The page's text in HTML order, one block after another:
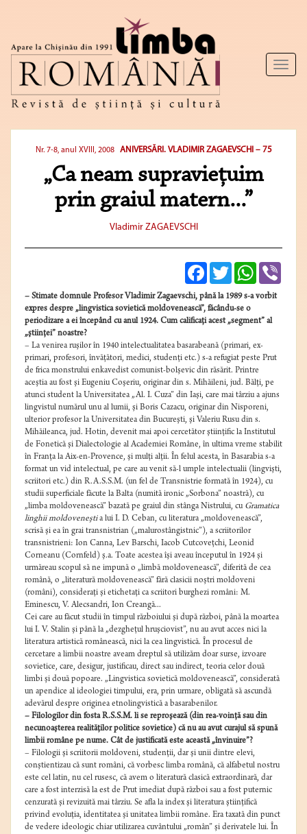
Toggle
Nr. 7-8, anul XVIII, 2008 ANIVERSĂRI. VLADIMIR ZAGAEVSCHI – 75
„Ca neam supravieţuim
prin graiul matern...”
Vladimir ZAGAEVSCHI
FacebookTwitterWhatsApp
– Stimate domnule Profesor Vladimir Zagaevschi, până la 1989 s-a vorbit
expres despre „lingvistica sovietică moldovenească”, făcându-se o
periodizare a ei începând cu anul 1924. Cum calificaţi acest „segment” al
„ştiinţei” noastre?
– La venirea ruşilor în 1940 intelectualitatea basarabeană (primari, ex-
primari, profesori, învăţători, medici, studenţi etc.) s-a refugiat peste Prut
de frica monstrului enkavedist comunist-bolşevic din răsărit. Printre
aceştia au fost şi Eugeniu Coşeriu, originar din s. Mihăileni, jud. Bălţi, pe
atunci student la Universitatea „Al. I. Cuza” din Iaşi, care mai târziu a ajuns
lingvistul numărul unu al lumii, şi Boris Cazacu, originar din Nisporeni,
ulterior profesor la Universitatea din Bucureşti, şi Valeriu Rusu din s.
Mihăileanca, jud. Hotin, devenit mai apoi cercetător ştiinţific la Institutul
de Fonetică şi Dialectologie al Academiei Române, în ultima vreme stabilit
în Franţa la Aix-en-Provence, şi mulţi alţii. În felul acesta, în Basarabia s-a
format un vid intelectual, pe care au venit să-l umple intelectualii (lingvişti,
scriitori etc.) din R.A.S.S.M. (un fel de Transnistrie formată în 1924), cu
studii superficiale făcute la Balta (numită ironic „Sorbona” noastră), cu
„limba moldovenească” bazată pe graiul din stânga Nistrului, cu Gramatica
linghii moldoveneştia lui I. D. Ceban, cu literatura „moldovenească”,
scrisă şi ea în grai transnistrian („malurostângistnic”), a scriitorilor
transnistrieni: Ion Canna, Lev Barschi, Iacob Cutcoveţchi, Leonid
Corneanu (Cornfeld) ş.a. Toate acestea îşi aveau începutul în 1924 şi
urmăreau scopul să ne impună o „limbă moldovenească”, diferită de cea
română, o „literatură moldovenească” fără clasicii noştri moldoveni
(români), consideraţi şi etichetaţi ca scriitori burghezi români: M.
Eminescu, V. Alecsandri, Ion Creangă...
Cei care au făcut studii în timpul războiului şi după război, până la moartea
lui I. V. Stalin şi până la „dezgheţul hruşciovist”, nu au avut acces nici la
literatura artistică românească, nici la cea lingvistică. În procesul de
cercetare a limbii noastre aveam dreptul să utilizăm doar surse, izvoare
sovietice, care, desigur, justificau, direct sau indirect, teoria celor două
limbi şi două popoare. „Lingvistica sovietică moldovenească”, considerată
un apendice al ideologiei timpului, era, prin urmare, obligată să ascundă
adevărul despre originea etnolingvistică a basarabenilor.
– Filologilor din fosta R.S.S.M. li se reproşează (din rea-voinţă sau din
necunoaşterea realităţilor politice sovietice) că nu au avut curajul să spună
limbii române pe nume. Cât de justificată este această „învinuire”?
– Filologii şi scriitorii moldoveni, studenţii, dar şi unii dintre elevi,
conştientizau că sunt români, că vorbesc limba română, că alfabetul nostru
este cel latin, nu cel rusesc, că avem o literatură clasică extraordinară, dar
care a fost interzisă la est de Prut imediat după război sau a fost puternic
cenzurată şi revizuită mai târziu. Se afla la index şi literatura ştiinţifică
privind evoluţia, identitatea şi unitatea limbii române. Era taxată din punct
de vedere ideologic chiar utilizarea cuvântului „român” şi derivatele lui. În